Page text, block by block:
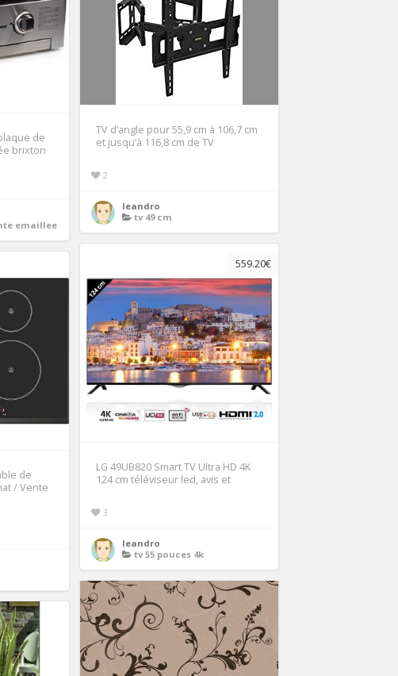
de
brixton
emaillee
TV d’angle pour 55,9 cm à 106,7 cm
et jusqu’à 116,8 cm de TV
2
leandro
tv 49 cm
559.20€
LG 49UB820 Smart TV Ultra HD 4K
124 cm téléviseur led, avis et
3
leandro
tv 55 pouces 4k
de
/ Vente